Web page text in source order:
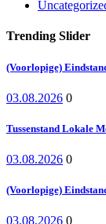
Trending Slider
(Voorlopige)
03.08.2026 0
Tussenstand Lokale
03.08.2026 0
(Voorlopige)
03.08.2026 0